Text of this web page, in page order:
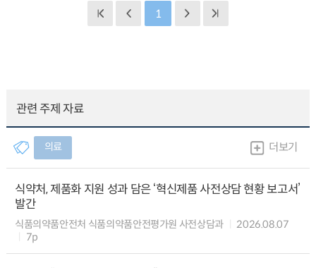
1
관련 주제 자료
의료 더보기
식약처, 제품화 지원 성과 담은 ‘혁신제품 사전상담 현황 보고서’
발간
식품의약품안전처 식품의약품안전평가원 사전상담과
2026.08.07
7p